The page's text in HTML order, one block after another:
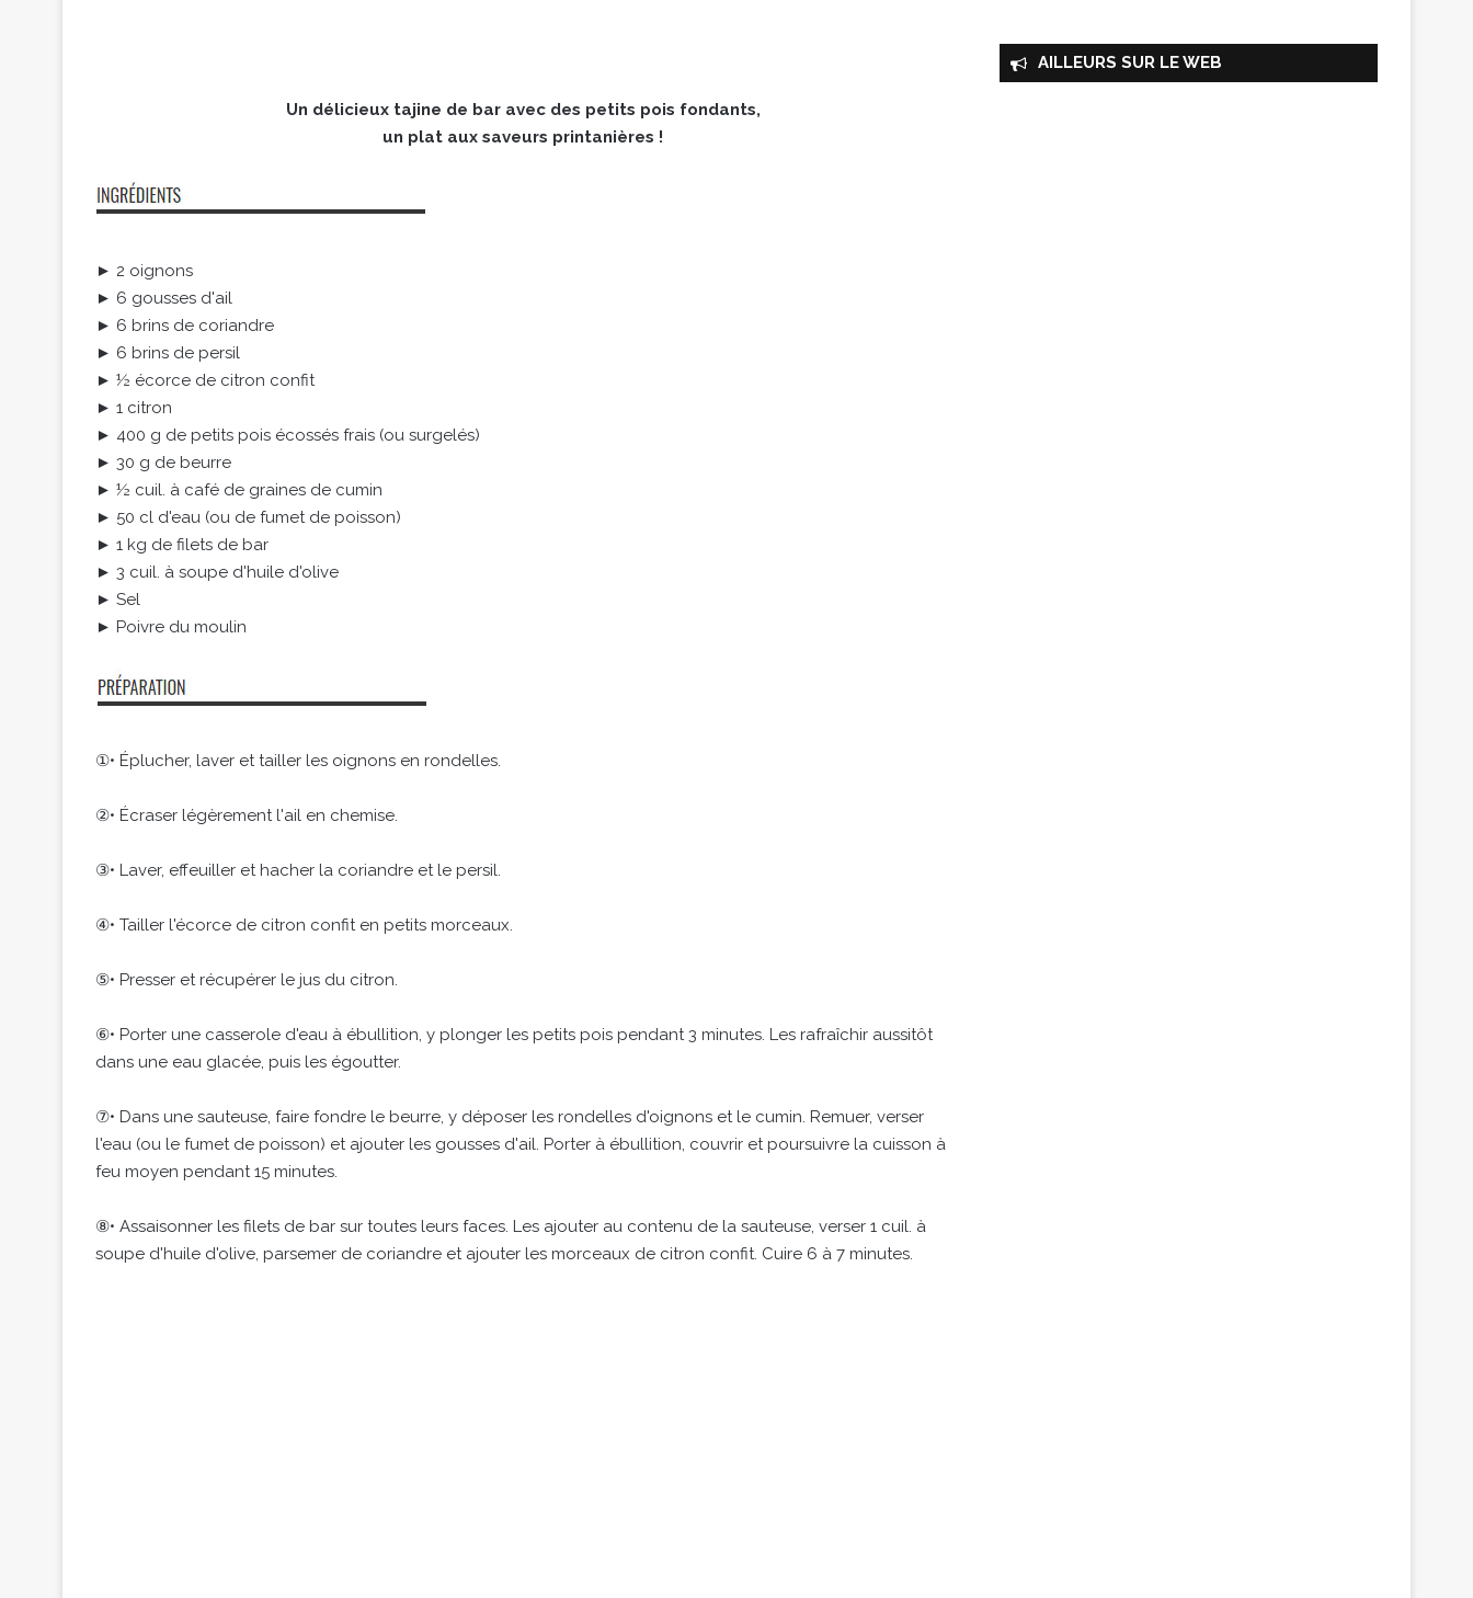
Un délicieux tajine de bar avec des petits pois fondants,
un plat aux saveurs printanières !
► 2 oignons
► 6 gousses d'ail
► 6 brins de coriandre
► 6 brins de persil
► ½ écorce de citron confit
► 1 citron
► 400 g de petits pois écossés frais (ou surgelés)
► 30 g de beurre
► ½ cuil. à café de graines de cumin
► 50 cl d'eau (ou de fumet de poisson)
► 1 kg de filets de bar
► 3 cuil. à soupe d'huile d'olive
► Sel
► Poivre du moulin
①• Éplucher, laver et tailler les oignons en rondelles.
②• Écraser légèrement l'ail en chemise.
③• Laver, effeuiller et hacher la coriandre et le persil.
④• Tailler l'écorce de citron confit en petits morceaux.
⑤• Presser et récupérer le jus du citron.
⑥• Porter une casserole d'eau à ébullition, y plonger les petits pois pendant 3 minutes. Les rafraîchir aussitôt
dans une eau glacée, puis les égoutter.
⑦• Dans une sauteuse, faire fondre le beurre, y déposer les rondelles d'oignons et le cumin. Remuer, verser
l'eau (ou le fumet de poisson) et ajouter les gousses d'ail. Porter à ébullition, couvrir et poursuivre la cuisson à
feu moyen pendant 15 minutes.
⑧• Assaisonner les filets de bar sur toutes leurs faces. Les ajouter au contenu de la sauteuse, verser 1 cuil. à
soupe d'huile d'olive, parsemer de coriandre et ajouter les morceaux de citron confit. Cuire 6 à 7 minutes.
AILLEURS SUR LE WEB